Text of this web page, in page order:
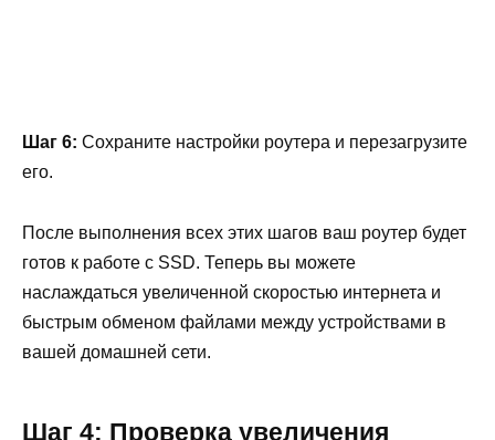
Шаг 6: Сохраните настройки роутера и перезагрузите
его.
После выполнения всех этих шагов ваш роутер будет
готов к работе с SSD. Теперь вы можете
наслаждаться увеличенной скоростью интернета и
быстрым обменом файлами между устройствами в
вашей домашней сети.
Шаг 4: Проверка увеличения